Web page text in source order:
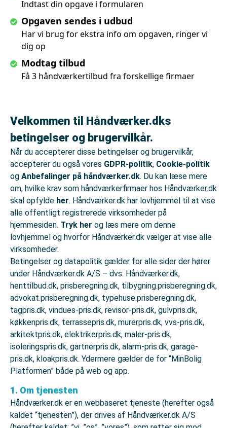
Indtast din opgave i formularen
Opgaven sendes i udbud
Har vi brug for ekstra info om opgaven, ringer vi
dig op
Modtag tilbud
Få 3 håndværkertilbud fra forskellige firmaer
Velkommen til Håndværker.dks
betingelser og brugervilkår.
Når du accepterer disse betingelser og brugervilkår,
accepterer du også vores GDPR-politik, Cookie-politik
og Anbefalinger på håndværker.dk. Du kan læse mere
om, hvilke krav som håndværkerfirmaer hos Håndværker.dk
skal opfylde her. Håndværker.dk har lovhjemmel til at vise
alle offentligt registrerede virksomheder på
hjemmesiden. Tryk her og læs mere om denne
lovhjemmel og hvorfor Håndværker.dk vælger at vise alle
virksomheder.
Betingelser og datapolitik gælder for alle sider der hører
under Håndværker.dk A/S – dvs: Håndværker.dk,
henttilbud.dk, prisberegning.dk, tilbygning.prisberegning.dk,
advokat.prisberegning.dk, typehuse.prisberegning.dk,
tagpris.dk, vindues-pris.dk, revisor-pris.dk, gulvpris.dk,
køkkenpris.dk, terrassepris.dk, murerpris.dk, vvs-pris.dk,
arkitektpris.dk, elektrikerpris.dk, maler-pris.dk,
isoleringspris.dk, gartnerpris.dk, alarm-pris.dk, garage-
pris.dk, kloakpris.dk. Ydermere gælder de for “MinBolig
Platformen” både på web og app.
1. Om tjenesten
Håndværker.dk er en webbaseret tjeneste (herefter også
kaldet “tjenesten”), der drives af Håndværker.dk A/S